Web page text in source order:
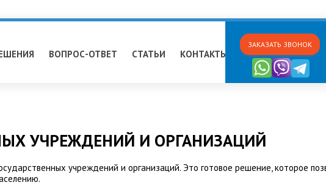
ВОПРОС-ОТВЕТ СТАТЬИ КОНТАКТЫ
ЗАКАЗАТЬ ЗВОНОК
УЧРЕЖДЕНИЙ И ОРГАНИЗАЦИЙ
учреждений и организаций. Это готовое решение, которое